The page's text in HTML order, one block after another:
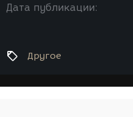
Дата публикации:
Другое